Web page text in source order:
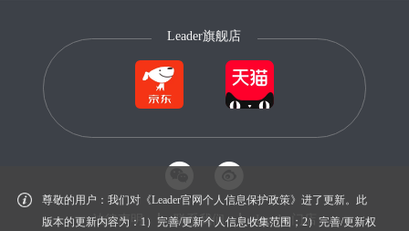
尊敬的用户：我们对《Leader官网个人信息保护政策》进了更新。此
版本的更新内容为：1）完善/更新个人信息收集范围；2）完善/更新权
Leader旗舰店
法律声明 联系我们 Leader门店